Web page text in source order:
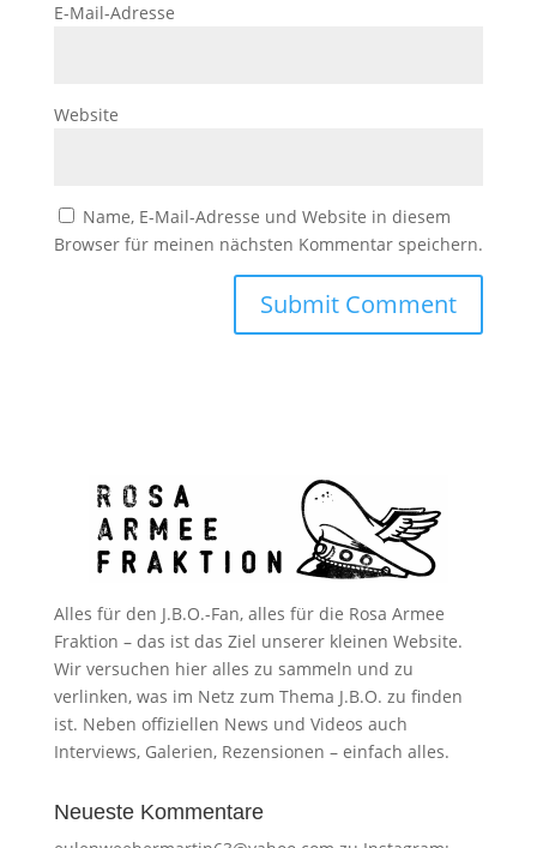
E-Mail-Adresse
Website
Name, E-Mail-Adresse und Website in diesem
Browser für meinen nächsten Kommentar speichern.
Alles für den J.B.O.-Fan, alles für die Rosa Armee
Fraktion – das ist das Ziel unserer kleinen Website.
Wir versuchen hier alles zu sammeln und zu
verlinken, was im Netz zum Thema J.B.O. zu finden
ist. Neben offiziellen News und Videos auch
Interviews, Galerien, Rezensionen – einfach alles.
Neueste Kommentare